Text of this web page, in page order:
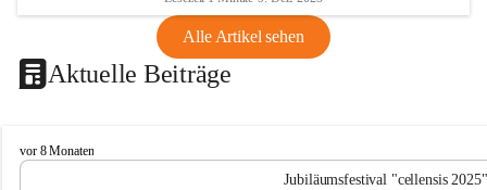
Alle Artikel sehen
Aktuelle Beiträge
C
e
vor 8 Monaten
Jubiläumsfestival "cellensis